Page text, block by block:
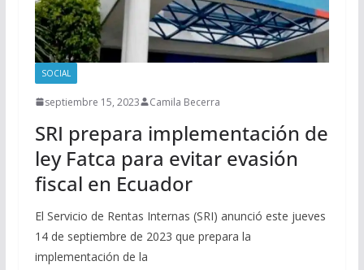
SOCIAL
septiembre 15, 2023 Camila Becerra
SRI prepara implementación de
ley Fatca para evitar evasión
fiscal en Ecuador
El Servicio de Rentas Internas (SRI) anunció este jueves
14 de septiembre de 2023 que prepara la
implementación de la